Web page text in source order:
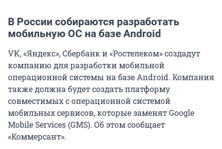
В России собираются разработать
мобильную ОС на базе Android
VK, «Яндекс», Сбербанк и «Ростелеком» создадут
компанию для разработки мобильной
операционной системы на базе Android. Компания
также должна будет создать платформу
совместимых с операционной системой
мобильных сервисов, которые заменят Google
Mobile Services (GMS). Об этом сообщает
«Коммерсант».